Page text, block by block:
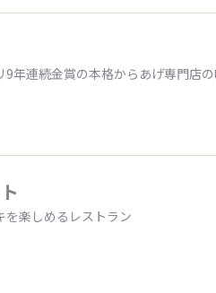
年連続金賞の本格からあげ専門店の
を楽しめるレストラン